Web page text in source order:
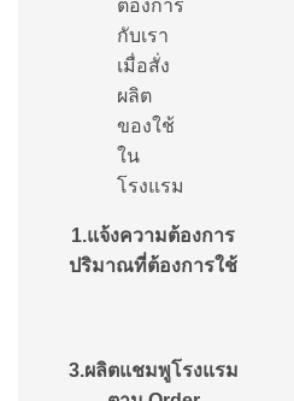
1.แจ้งความต้องการ
ปริมาณที่ต้องการใช้
3.ผลิตแชมพูโรงแรม